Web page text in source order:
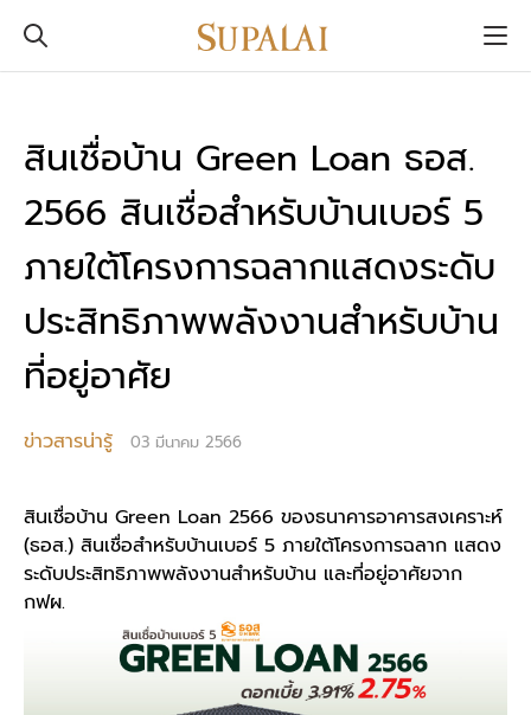
สินเชื่อบ้าน Green Loan ธอส.
2566 สินเชื่อสำหรับบ้านเบอร์ 5
ภายใต้โครงการฉลากแสดงระดับ
ประสิทธิภาพพลังงานสำหรับบ้าน
ที่อยู่อาศัย
ข่าวสารน่ารู้ 03 มีนาคม 2566
สินเชื่อบ้าน Green Loan 2566 ของธนาคารอาคารสงเคราะห์
(ธอส.) สินเชื่อสำหรับบ้านเบอร์ 5 ภายใต้โครงการฉลาก แสดง
ระดับประสิทธิภาพพลังงานสำหรับบ้าน และที่อยู่อาศัยจาก
กฟผ.